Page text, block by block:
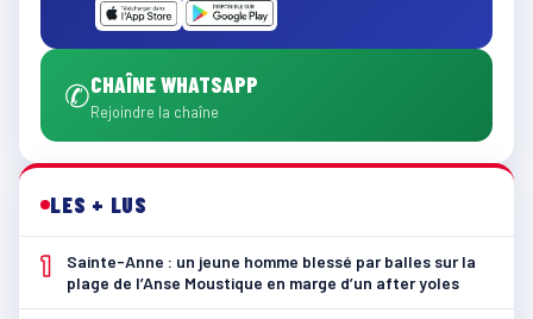
✆CHAÎNE WHATSAPP
Rejoindre la chaîne
LES + LUS
1
Sainte-Anne : un jeune homme blessé par balles sur la
plage de l’Anse Moustique en marge d’un after yoles